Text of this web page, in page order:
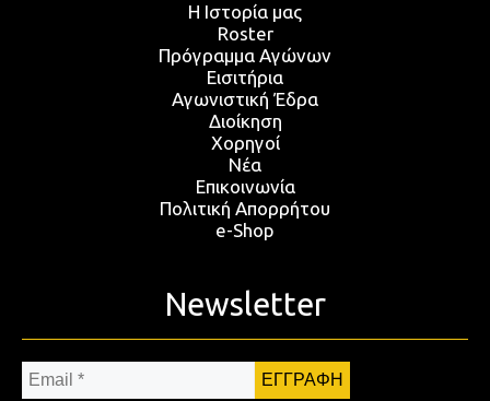
Η Ιστορία μας
Roster
Πρόγραμμα Αγώνων
Εισιτήρια
Αγωνιστική Έδρα
Διοίκηση
Χορηγοί
Νέα
Επικοινωνία
Πολιτική Απορρήτου
e-Shop
Newsletter
Email
*